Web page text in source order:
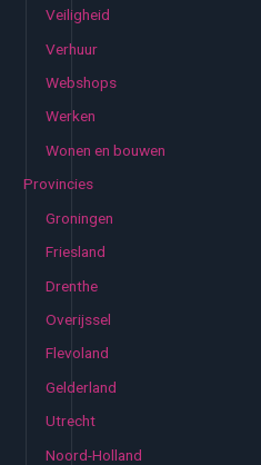
Veiligheid
Verhuur
Webshops
Werken
Wonen en bouwen
Provincies
Groningen
Friesland
Drenthe
Overijssel
Flevoland
Gelderland
Utrecht
Noord-Holland